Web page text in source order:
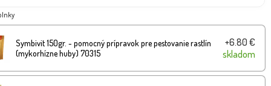
Symbivit 150gr. - pomocný prípravok pre pestovanie rastlín
(mykorhízne huby) 70315
+6.80 €
skladom